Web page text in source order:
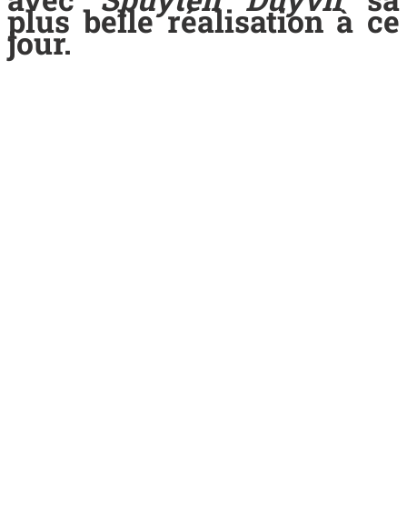
plus belle réalisation à ce
jour.